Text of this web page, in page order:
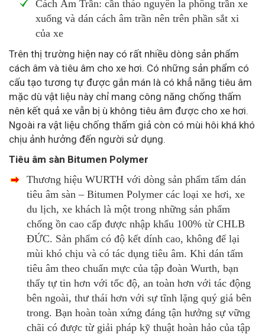
Cách Âm Trần: cần tháo nguyên la phông trần xe
xuống và dán cách âm trần nên trên phần sắt xi
của xe
Trên thị trường hiện nay có rất nhiều dòng sản phẩm
cách âm và tiêu âm cho xe hơi. Có những sản phẩm có
cấu tạo tương tự được gắn mán là có khẳ năng tiêu âm
mặc dù vật liệu này chỉ mang công năng chống thấm
nên kết quả xe vẫn bị ù không tiêu âm được cho xe hơi.
Ngoài ra vật liệu chống thấm giả còn có mùi hôi khá khó
chịu ảnh hưởng đến người sử dụng.
Tiêu âm sàn Bitumen Polymer
Thương hiệu WURTH với dòng sản phẩm tấm dán
tiêu âm sàn – Bitumen Polymer các loại xe hơi, xe
du lịch, xe khách là một trong những sản phẩm
chống ồn cao cấp được nhập khẩu 100% từ CHLB
ĐỨC. Sản phẩm có độ kết dính cao, không để lại
mùi khó chịu và có tác dụng tiêu âm. Khi dán tấm
tiêu âm theo chuẩn mực của tập đoàn Wurth, bạn
thấy tự tin hơn với tốc độ, an toàn hơn với tác động
bên ngoài, thư thái hơn với sự tĩnh lặng quý giá bên
trong. Bạn hoàn toàn xứng đáng tận hưởng sự vững
chãi có được từ giải pháp kỹ thuật hoàn hảo của tập